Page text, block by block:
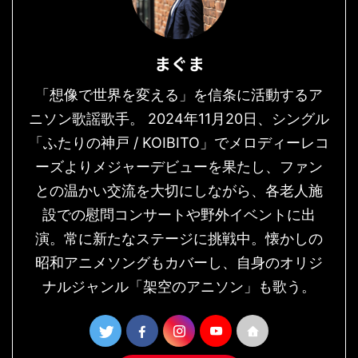
まぐま
「想像で世界を変える」を信条に活動するア
ニソン歌謡歌手。 2024年11月20日、シングル
「ふたりの神戸 / KOIBITO」でメロディーレコ
ーズよりメジャーデビューを果たし、ファン
との温かい交流を大切にしながら、各老人施
設での慰問コンサートや野外イベントに出
演。常に新たなステージに挑戦中。懐かしの
昭和アニメソングもカバーし、自身のオリジ
ナルジャンル「架空のアニソン」も歌う。